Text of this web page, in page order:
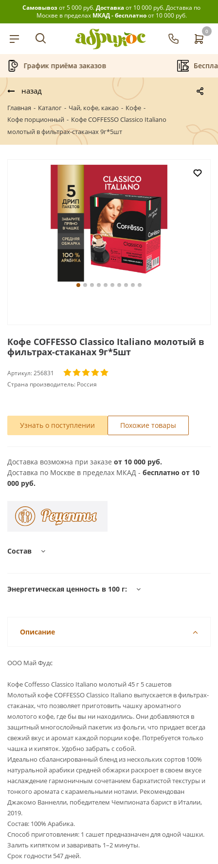
Самовывозот 5 000 руб.Доставкаот 10 000 руб.Доставка по
Москве в пределах МКАД - бесплатноот 10 000 руб.
0
Бесплатная аренда кофемашин
назад
Главная - Каталог - Чай, кофе, какао - Кофе -
Кофе порционный - Кофе COFFESSO Classico Italiano
молотый в фильтрах-стаканах 9г*5шт
Кофе COFFESSO Classico Italiano молотый в
фильтрах-стаканах 9г*5шт
Артикул:256831
Страна производитель: Россия
Узнать о поступлении Похожие товары
Доставка возможна при заказе от 10 000 руб.
Доставка по Москве в пределах МКАД - бесплатно от 10
000 руб.
Состав
Энергетическая ценность в 100 г:
Описание
ООО Май Фудс
Кофе Coffesso Classico Italiano молотый 45 г 5 сашетов
Молотый кофе COFFESSO Classico Italiano выпускается в фильтрах-
стаканах, что позволяет приготовить чашку ароматного
молотого кофе, где бы вы ни находились. Они добавляются в
защитный многослойный пакетик из фольги, что придает всегда
свежий вкус и аромат каждой порции кофе. Потребуется только
чашка и кипяток. Удобно забрать с собой.
Идеально сбалансированный бленд из нескольких сортов 100%
натуральной арабики средней обжарки раскроет в своем вкусе
наслаждение гармоничным сочетанием бархатистой текстуры и
тонкого аромата с карамельными нотами. Рекомендован
Джакомо Ваннелли, победителем Чемпионата барист в Италии,
2019.
Состав: 100% Арабика.
Способ приготовления: 1 сашет предназначен для одной чашки.
Залить кипятком и заваривать 1–2 минуты.
Срок годности 547 дней.